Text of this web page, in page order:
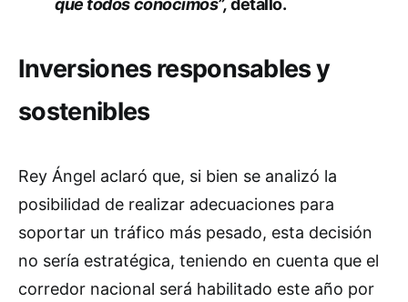
que todos conocimos”,detalló.
Inversiones responsables y
sostenibles
Rey Ángel aclaró que, si bien se analizó la
posibilidad de realizar adecuaciones para
soportar un tráfico más pesado, esta decisión
no sería estratégica, teniendo en cuenta que el
corredor nacional será habilitado este año por